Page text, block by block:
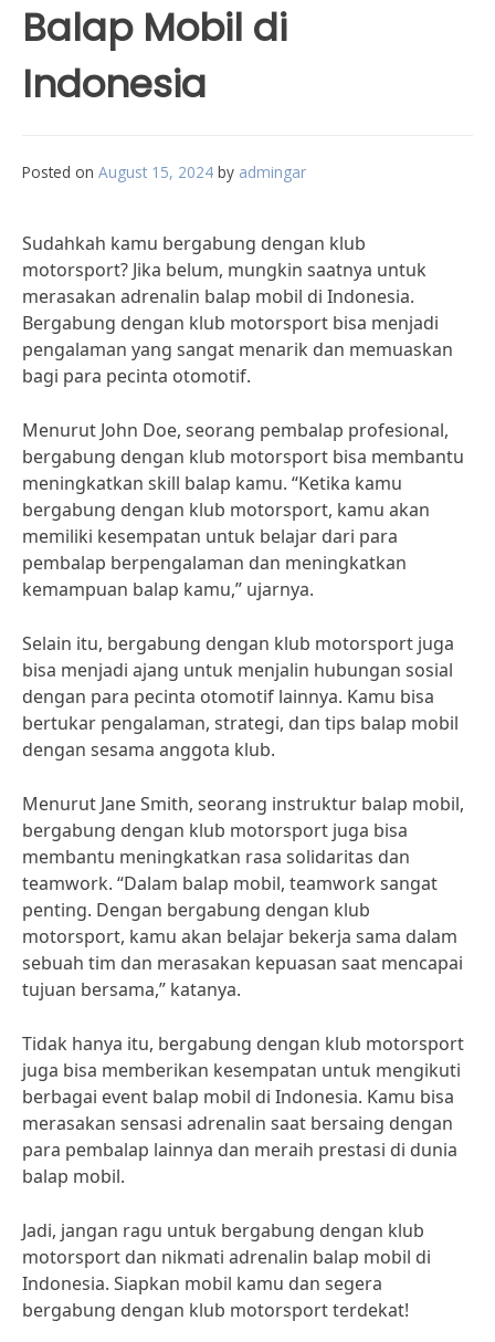
Balap Mobil di
Indonesia
Posted on August 15, 2024 by admingar
Sudahkah kamu bergabung dengan klub
motorsport? Jika belum, mungkin saatnya untuk
merasakan adrenalin balap mobil di Indonesia.
Bergabung dengan klub motorsport bisa menjadi
pengalaman yang sangat menarik dan memuaskan
bagi para pecinta otomotif.
Menurut John Doe, seorang pembalap profesional,
bergabung dengan klub motorsport bisa membantu
meningkatkan skill balap kamu. “Ketika kamu
bergabung dengan klub motorsport, kamu akan
memiliki kesempatan untuk belajar dari para
pembalap berpengalaman dan meningkatkan
kemampuan balap kamu,” ujarnya.
Selain itu, bergabung dengan klub motorsport juga
bisa menjadi ajang untuk menjalin hubungan sosial
dengan para pecinta otomotif lainnya. Kamu bisa
bertukar pengalaman, strategi, dan tips balap mobil
dengan sesama anggota klub.
Menurut Jane Smith, seorang instruktur balap mobil,
bergabung dengan klub motorsport juga bisa
membantu meningkatkan rasa solidaritas dan
teamwork. “Dalam balap mobil, teamwork sangat
penting. Dengan bergabung dengan klub
motorsport, kamu akan belajar bekerja sama dalam
sebuah tim dan merasakan kepuasan saat mencapai
tujuan bersama,” katanya.
Tidak hanya itu, bergabung dengan klub motorsport
juga bisa memberikan kesempatan untuk mengikuti
berbagai event balap mobil di Indonesia. Kamu bisa
merasakan sensasi adrenalin saat bersaing dengan
para pembalap lainnya dan meraih prestasi di dunia
balap mobil.
Jadi, jangan ragu untuk bergabung dengan klub
motorsport dan nikmati adrenalin balap mobil di
Indonesia. Siapkan mobil kamu dan segera
bergabung dengan klub motorsport terdekat!